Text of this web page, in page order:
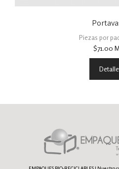
Piezas por
$71.00
EMPAQUES BIO-RECICLABLES |